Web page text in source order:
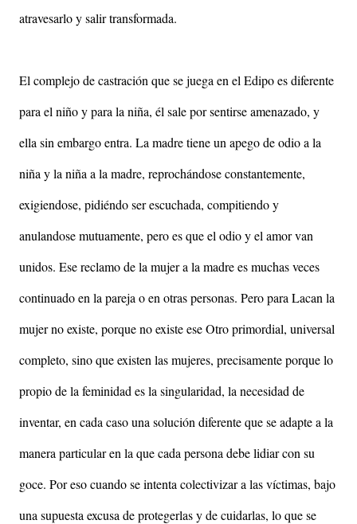
atravesarlo y salir transformada.
El complejo de castración que se juega en el Edipo es diferente
para el niño y para la niña, él sale por sentirse amenazado, y
ella sin embargo entra. La madre tiene un apego de odio a la
niña y la niña a la madre, reprochándose constantemente,
exigiendose, pidiéndo ser escuchada, compitiendo y
anulandose mutuamente, pero es que el odio y el amor van
unidos. Ese reclamo de la mujer a la madre es muchas veces
continuado en la pareja o en otras personas. Pero para Lacan la
mujer no existe, porque no existe ese Otro primordial, universal
completo, sino que existen las mujeres, precisamente porque lo
propio de la feminidad es la singularidad, la necesidad de
inventar, en cada caso una solución diferente que se adapte a la
manera particular en la que cada persona debe lidiar con su
goce. Por eso cuando se intenta colectivizar a las víctimas, bajo
una supuesta excusa de protegerlas y de cuidarlas, lo que se